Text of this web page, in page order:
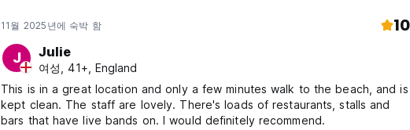
11월 2025년에 숙박 함 10
J Julie
여성, 41+, England
This is in a great location and only a few minutes walk to the beach, and is
kept clean. The staff are lovely. There's loads of restaurants, stalls and
bars that have live bands on. I would definitely recommend.